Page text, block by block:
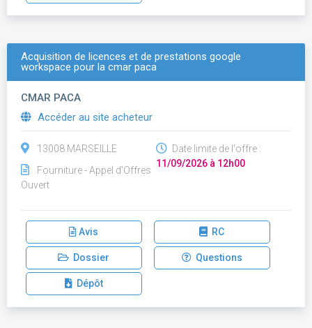
Acquisition de licences et de prestations google
workspace pour la cmar paca
CMAR PACA
Accéder au site acheteur
13008 MARSEILLE
Fourniture - Appel d'Offres
Ouvert
Date limite de l'offre :
11/09/2026 à 12h00
Avis RC
Dossier Questions
Dépôt